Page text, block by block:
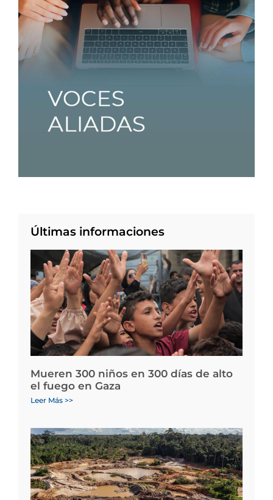
Últimas informaciones
Mueren 300 niños en 300 días de alto
el fuego en Gaza
Leer Más >>